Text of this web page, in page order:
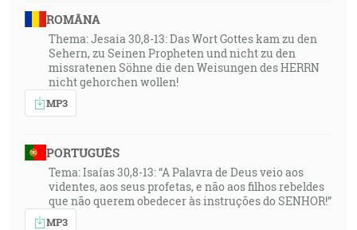
ROMÂNA
Thema: Jesaia 30,8-13: Das Wort Gottes kam zu den
Sehern, zu Seinen Propheten und nicht zu den
missratenen Söhne die den Weisungen des HERRN
nicht gehorchen wollen!
MP3
PORTUGUÊS
Tema: Isaías 30,8-13: “A Palavra de Deus veio aos
videntes, aos seus profetas, e não aos filhos rebeldes
que não querem obedecer às instruções do SENHOR!”
MP3